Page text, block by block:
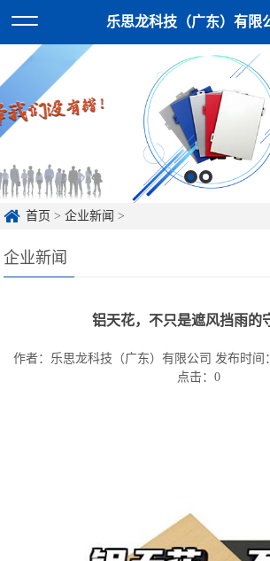
乐思龙科技（广东）有限
首页 >企业新闻 >
企业新闻
铝天花，不只是遮风挡雨的
作者：乐思龙科技（广东）有限公司 发布时间
点击： 0